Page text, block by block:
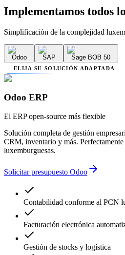
Implementamos todos
Simplificación de la complejidad
Odoo SAP Sage BOB 50
ELIJA SU SOLUCIÓN ADAPTADA
Odoo ERP
El ERP open-source más flexible
Solución completa de gestión
CRM, inventario y más.
luxemburguesas.
Solicitar presupuesto Odoo
Contabilidad conforme al PCN
Facturación electrónica
Gestión de stocks y logística